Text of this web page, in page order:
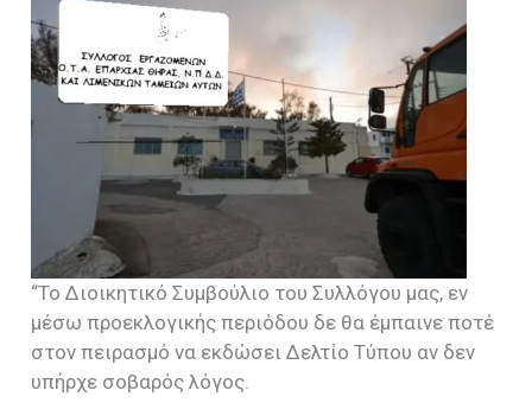
“Το Διοικητικό Συμβούλιο του Συλλόγου μας, εν
μέσω προεκλογικής περιόδου δε θα έμπαινε ποτέ
στον πειρασμό να εκδώσει Δελτίο Τύπου αν δεν
υπήρχε σοβαρός λόγος.